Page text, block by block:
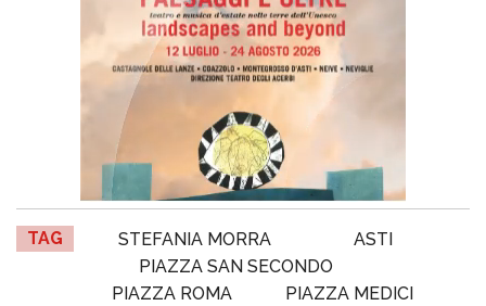
TAG STEFANIA MORRA
ASTI
PIAZZA SAN SECONDO
PIAZZA ROMA
PIAZZA MEDICI